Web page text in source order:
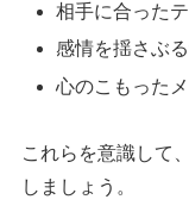
相手に合った
感情を揺さぶ
心のこもった
これらを意識して
しましょう。